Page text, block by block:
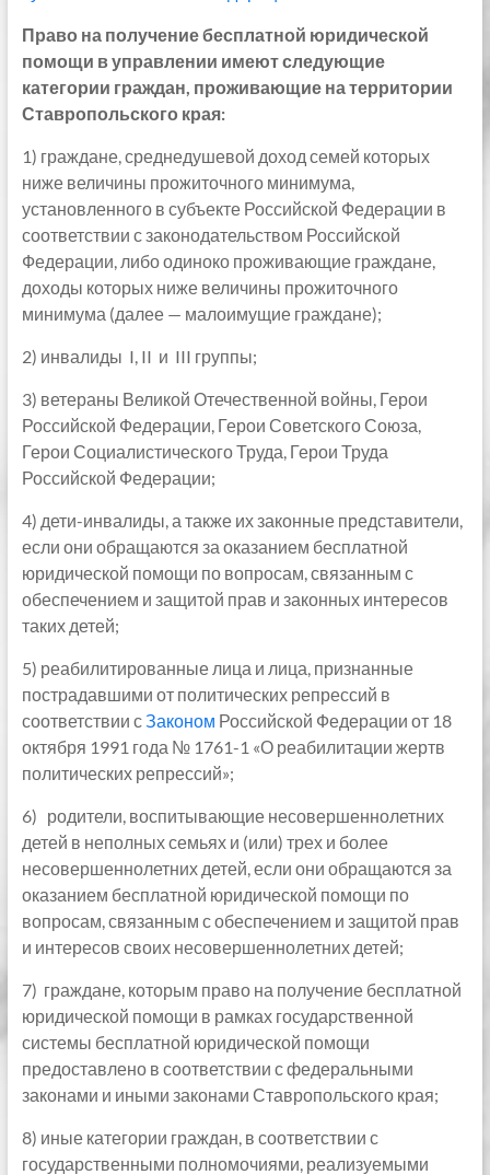
Право на получение бесплатной юридической
помощи в управлении имеют следующие
категории граждан, проживающие на территории
Ставропольского края:
1) граждане, среднедушевой доход семей которых
ниже величины прожиточного минимума,
установленного в субъекте Российской Федерации в
соответствии с законодательством Российской
Федерации, либо одиноко проживающие граждане,
доходы которых ниже величины прожиточного
минимума (далее — малоимущие граждане);
2) инвалиды I, II и III группы;
3) ветераны Великой Отечественной войны, Герои
Российской Федерации, Герои Советского Союза,
Герои Социалистического Труда, Герои Труда
Российской Федерации;
4) дети-инвалиды, а также их законные представители,
если они обращаются за оказанием бесплатной
юридической помощи по вопросам, связанным с
обеспечением и защитой прав и законных интересов
таких детей;
5) реабилитированные лица и лица, признанные
пострадавшими от политических репрессий в
соответствии сЗаконом Российской Федерации от 18
октября 1991 года № 1761-1 «О реабилитации жертв
политических репрессий»;
6) родители, воспитывающие несовершеннолетних
детей в неполных семьях и (или) трех и более
несовершеннолетних детей, если они обращаются за
оказанием бесплатной юридической помощи по
вопросам, связанным с обеспечением и защитой прав
и интересов своих несовершеннолетних детей;
7) граждане, которым право на получение бесплатной
юридической помощи в рамках государственной
системы бесплатной юридической помощи
предоставлено в соответствии с федеральными
законами и иными законами Ставропольского края;
8) иные категории граждан, в соответствии с
государственными полномочиями, реализуемыми